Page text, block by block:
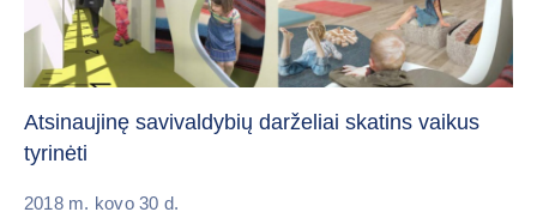
Atsinaujinę savivaldybių darželiai skatins vaikus
tyrinėti
2018 m. kovo 30 d.